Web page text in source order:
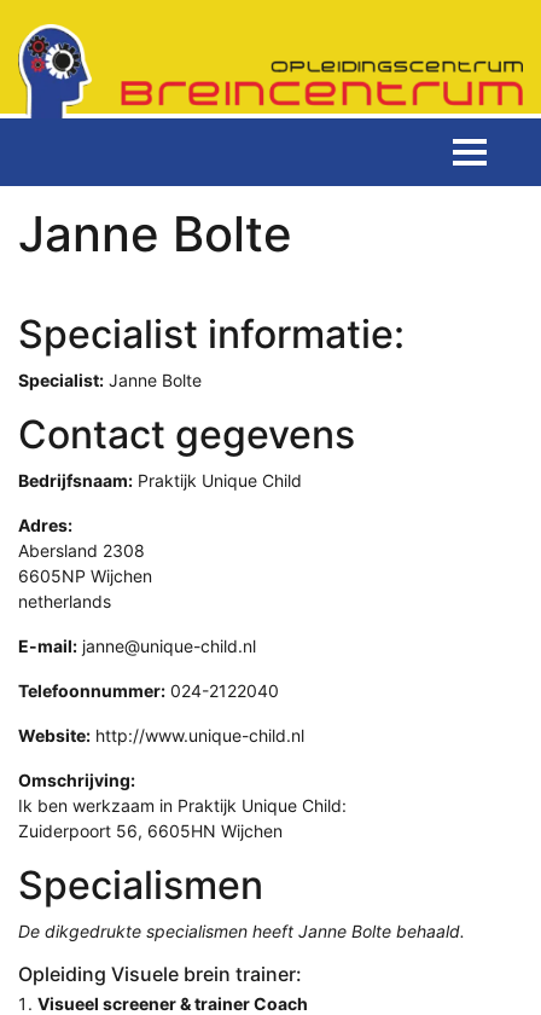
Janne Bolte
Specialist informatie:
Specialist: Janne Bolte
Contact gegevens
Bedrijfsnaam: Praktijk Unique Child
Adres:
Abersland 2308
6605NP Wijchen
netherlands
E-mail: janne@unique-child.nl
Telefoonnummer: 024-2122040
Website: http://www.unique-child.nl
Omschrijving:
Ik ben werkzaam in Praktijk Unique Child:
Zuiderpoort 56, 6605HN Wijchen
Specialismen
De dikgedrukte specialismen heeft Janne Bolte behaald.
Opleiding Visuele brein trainer:
Visueel screener & trainer Coach